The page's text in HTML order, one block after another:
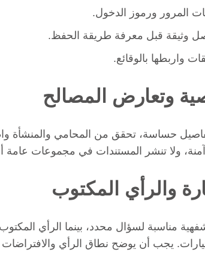
المرور ورموز الدخول.
وثيقة قبل معرفة طريقة الحفظ.
واربطها بالوقائع.
وتعارض المصالح
حساسة، تحقق من المحامي والمنشأة
آمنة، ولا تنشر المستندات في مجموعات عامة
والرأي المكتوب
مناسبة لسؤال محدد، بينما الرأي
يجب أن يوضح نطاق الرأي والافتراضات